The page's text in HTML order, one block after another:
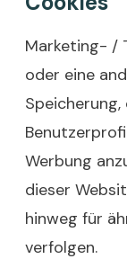
Marketing- /
oder eine
Werbung
dieser
hinweg für
verfolgen.